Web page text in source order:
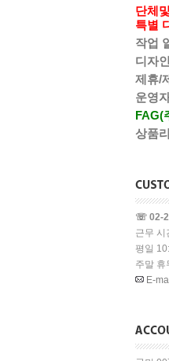
단체
특별
작업
디자
제휴/
운영
FAG(
상품
☏ 02-
근무 시
평일
주말 휴
E-